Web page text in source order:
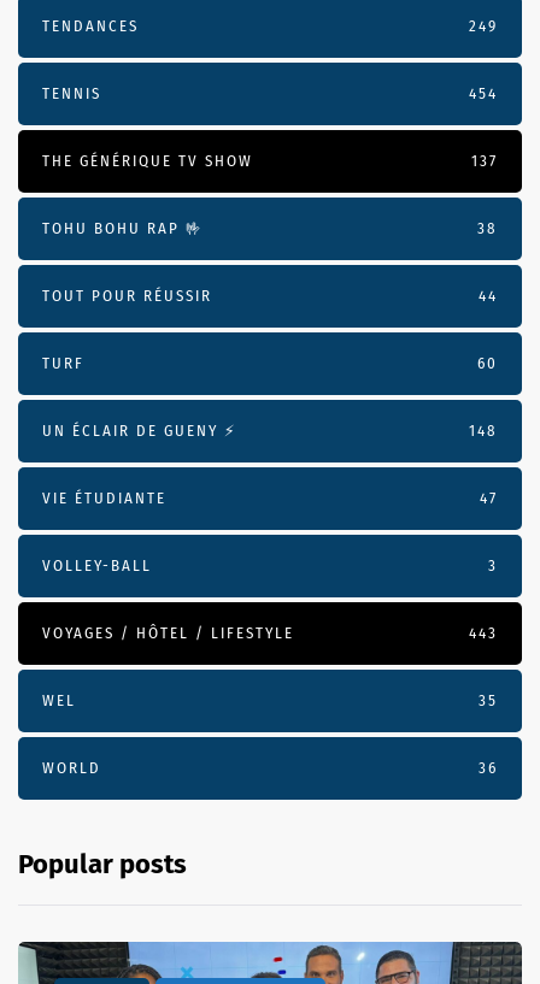
TENDANCES 249
TENNIS 454
THE GÉNÉRIQUE TV SHOW 137
TOHU BOHU RAP 🤟 38
TOUT POUR RÉUSSIR 44
TURF 60
UN ÉCLAIR DE GUENY ⚡️ 148
VIE ÉTUDIANTE 47
VOLLEY-BALL 3
VOYAGES / HÔTEL / LIFESTYLE 443
WEL 35
WORLD 36
Popular posts